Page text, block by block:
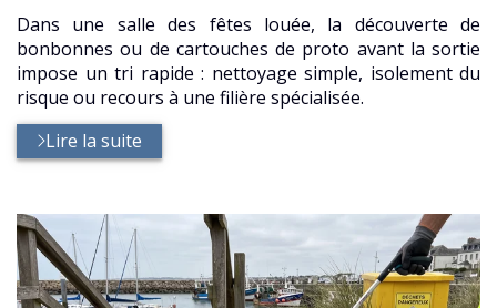
Dans une salle des fêtes louée, la découverte de
bonbonnes ou de cartouches de proto avant la sortie
impose un tri rapide : nettoyage simple, isolement du
risque ou recours à une filière spécialisée.
Lire la suite